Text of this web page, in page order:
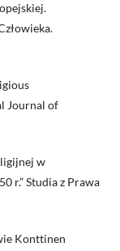
Journal of
w
r.” Studia z Prawa
Konttinen